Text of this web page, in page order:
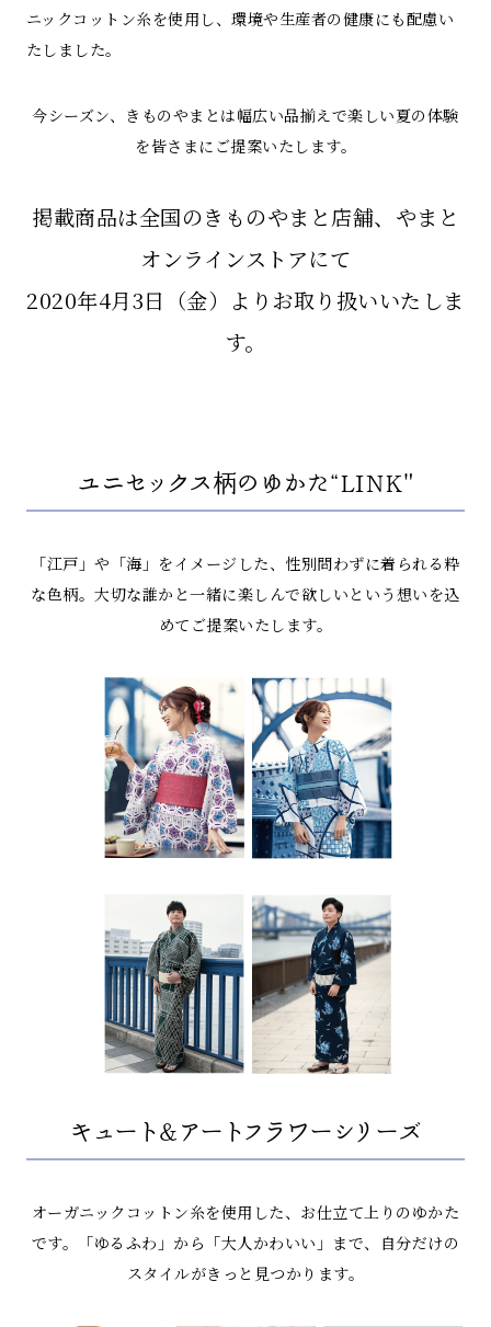
ニックコットン糸を使用し、環境や生産者の健康にも配慮い
たしました。
今シーズン、きものやまとは幅広い品揃えで楽しい夏の体験
を皆さまにご提案いたします。
掲載商品は全国のきものやまと店舗、やまと
オンラインストアにて
2020年4月3日（金）よりお取り扱いいたしま
す。
ユニセックス柄のゆかた“LINK"
「江戸」や「海」をイメージした、性別問わずに着られる粋
な色柄。大切な誰かと一緒に楽しんで欲しいという想いを込
めてご提案いたします。
キュート&アートフラワーシリーズ
オーガニックコットン糸を使用した、お仕立て上りのゆかた
です。
「ゆるふわ」から「大人かわいい」まで、自分だけの
スタイルがきっと見つかります。